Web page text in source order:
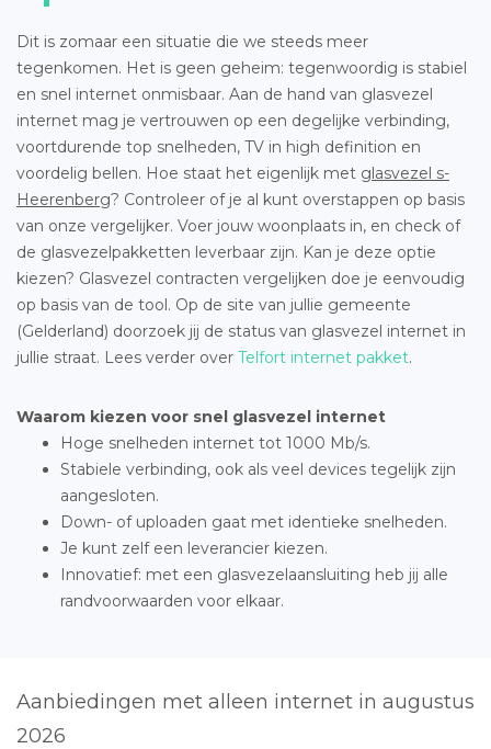
Dit is zomaar een situatie die we steeds meer
tegenkomen. Het is geen geheim: tegenwoordig is stabiel
en snel internet onmisbaar. Aan de hand van glasvezel
internet mag je vertrouwen op een degelijke verbinding,
voortdurende top snelheden, TV in high definition en
voordelig bellen. Hoe staat het eigenlijk met glasvezel s-
Heerenberg? Controleer of je al kunt overstappen op basis
van onze vergelijker. Voer jouw woonplaats in, en check of
de glasvezelpakketten leverbaar zijn. Kan je deze optie
kiezen? Glasvezel contracten vergelijken doe je eenvoudig
op basis van de tool. Op de site van jullie gemeente
(Gelderland) doorzoek jij de status van glasvezel internet in
jullie straat. Lees verder over Telfort internet pakket.
Waarom kiezen voor snel glasvezel internet
Hoge snelheden internet tot 1000 Mb/s.
Stabiele verbinding, ook als veel devices tegelijk zijn
aangesloten.
Down- of uploaden gaat met identieke snelheden.
Je kunt zelf een leverancier kiezen.
Innovatief: met een glasvezelaansluiting heb jij alle
randvoorwaarden voor elkaar.
Aanbiedingen met alleen internet in augustus
2026